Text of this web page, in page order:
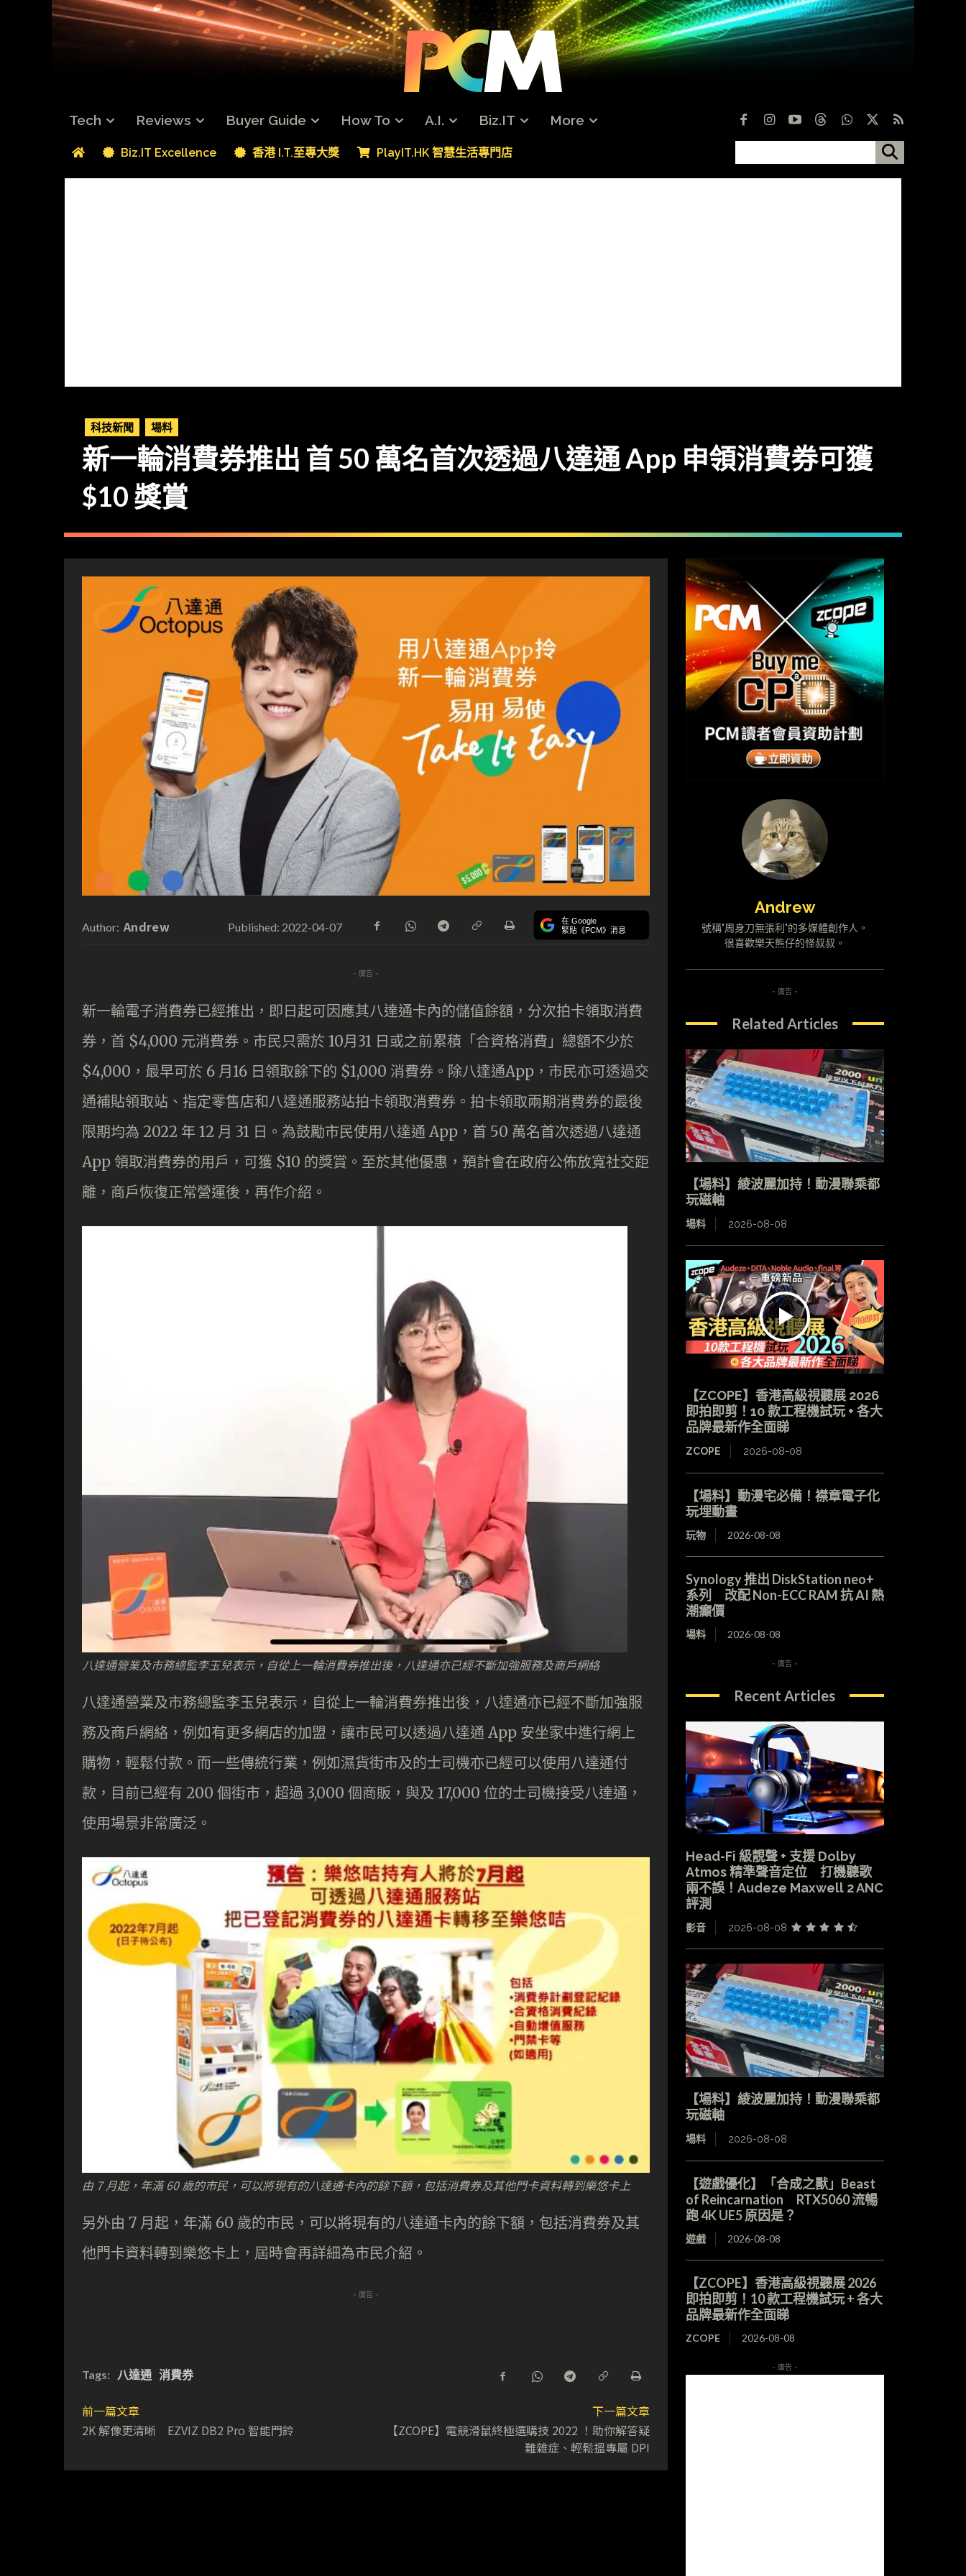
Tech Reviews Buyer Guide How To A.I. Biz.IT More
Biz.IT Excellence 香港 I.T.至專大獎 PlayIT.HK 智慧生活專門店
科技新聞 場料
新一輪消費券推出 首 50 萬名首次透過八達通 App 申領消費券可獲
$10 獎賞
Author: Andrew Published: 2022-04-07 在 Google
緊貼《PCM》消息
- 廣告 -
新一輪電子消費券已經推出，即日起可因應其八達通卡內的儲值餘額，分次拍卡領取消費
券，首 $4,000 元消費券。市民只需於 10月31 日或之前累積「合資格消費」總額不少於
$4,000，最早可於 6 月16 日領取餘下的 $1,000 消費券。除八達通App，市民亦可透過交
通補貼領取站、指定零售店和八達通服務站拍卡領取消費券。拍卡領取兩期消費券的最後
限期均為 2022 年 12 月 31 日。為鼓勵市民使用八達通 App，首 50 萬名首次透過八達通
App 領取消費券的用戶，可獲 $10 的獎賞。至於其他優惠，預計會在政府公佈放寬社交距
離，商戶恢復正常營運後，再作介紹。
八達通營業及市務總監李玉兒表示，自從上一輪消費券推出後，八達通亦已經不斷加強服務及商戶網絡
八達通營業及市務總監李玉兒表示，自從上一輪消費券推出後，八達通亦已經不斷加強服
務及商戶網絡，例如有更多網店的加盟，讓市民可以透過八達通 App 安坐家中進行網上
購物，輕鬆付款。而一些傳統行業，例如濕貨街市及的士司機亦已經可以使用八達通付
款，目前已經有 200 個街市，超過 3,000 個商販，與及 17,000 位的士司機接受八達通，
使用場景非常廣泛。
由 7 月起，年滿 60 歲的市民，可以將現有的八達通卡內的餘下額，包括消費券及其他門卡資料轉到樂悠卡上
另外由 7 月起，年滿 60 歲的市民，可以將現有的八達通卡內的餘下額，包括消費券及其
他門卡資料轉到樂悠卡上，屆時會再詳細為市民介紹。
- 廣告 -
Tags: 八達通 消費券
前一篇文章
2K 解像更清晰 EZVIZ DB2 Pro 智能門鈴
下一篇文章
【ZCOPE】電競滑鼠終極選購技 2022 ！助你解答疑
難雜症、輕鬆搵專屬 DPI
Andrew
號稱"周身刀無張利"的多媒體創作人。
很喜歡樂天熊仔的怪叔叔。
- 廣告 -
Related Articles
【場料】綾波麗加持！動漫聯乘都
玩磁軸
場料 2026-08-08
【ZCOPE】香港高級視聽展 2026
即拍即剪！10 款工程機試玩 + 各大
品牌最新作全面睇
ZCOPE 2026-08-08
【場料】動漫宅必備！襟章電子化
玩埋動畫
玩物 2026-08-08
Synology 推出 DiskStation neo+
系列 改配 Non-ECC RAM 抗 AI 熱
潮癲價
場料 2026-08-08
- 廣告 -
Recent Articles
Head-Fi 級靚聲 + 支援 Dolby
Atmos 精準聲音定位 打機聽歌
兩不誤！Audeze Maxwell 2 ANC
評測
影音 2026-08-08
【場料】綾波麗加持！動漫聯乘都
玩磁軸
場料 2026-08-08
【遊戲優化】「合成之獸」Beast
of Reincarnation RTX5060 流暢
跑 4K UE5 原因是？
遊戲 2026-08-08
【ZCOPE】香港高級視聽展 2026
即拍即剪！10 款工程機試玩 + 各大
品牌最新作全面睇
ZCOPE 2026-08-08
- 廣告 -